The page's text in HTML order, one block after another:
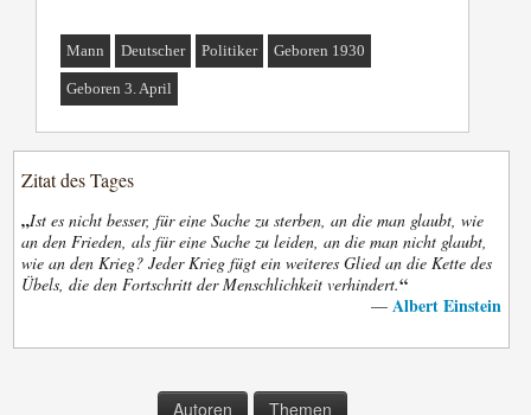
Mann Deutscher Politiker Geboren 1930
Geboren 3. April
Zitat des Tages
„Ist es nicht besser, für eine Sache zu sterben, an die man glaubt, wie
an den Frieden, als für eine Sache zu leiden, an die man nicht glaubt,
wie an den Krieg? Jeder Krieg fügt ein weiteres Glied an die Kette des
Übels, die den Fortschritt der Menschlichkeit verhindert.“
— Albert Einstein
Autoren Themen